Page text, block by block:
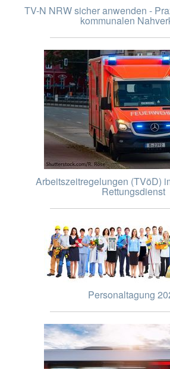
TV-N NRW sicher anwenden -
kommunalen
Arbeitszeitregelungen (TVöD)
Rettungsdienst
Personaltagung